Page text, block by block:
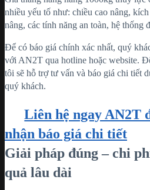
nhiều yếu tố như: chiều cao nâng,
nâng, các tính năng an toàn, hệ
Để có báo giá chính xác nhất, quý
với AN2T qua hotline hoặc website.
tôi sẽ hỗ trợ tư vấn và báo giá chi tiết
quý khách.
Liên hệ ngay AN2T
nhận báo giá chi tiết
Giải pháp đúng – chi
quả lâu dài